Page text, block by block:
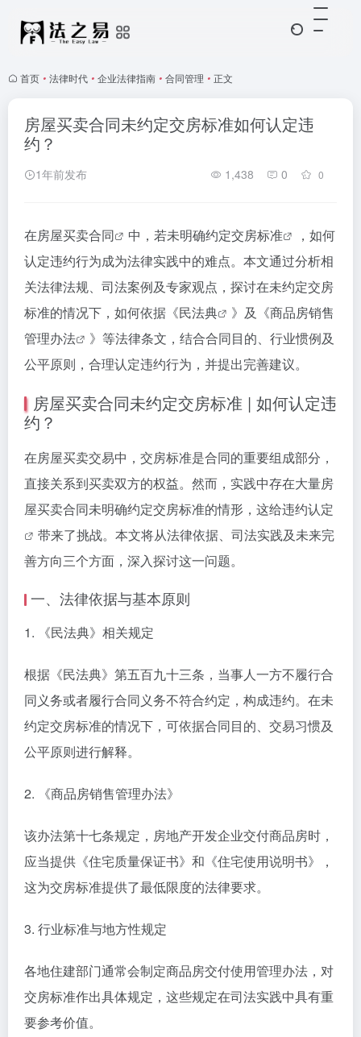
首页 • 法律时代 • 企业法律指南 • 合同管理 • 正文
房屋买卖合同未约定交房标准如何认定违
约？
1年前发布 1,438 0 0
在房屋买卖合同 中，若未明确约定交房标准
，如何
认定违约行为成为法律实践中的难点。本文通过分析相
关法律法规、司法案例及专家观点，探讨在未约定交房
标准的情况下，如何依据《民法典 》及《商品房销售
管理办法
》等法律条文，结合合同目的、行业惯例及
公平原则，合理认定违约行为，并提出完善建议。
房屋买卖合同未约定交房标准 | 如何认定违
约？
在房屋买卖交易中，交房标准是合同的重要组成部分，
直接关系到买卖双方的权益。然而，实践中存在大量房
屋买卖合同未明确约定交房标准的情形，这给违约认定
带来了挑战。本文将从法律依据、司法实践及未来完
善方向三个方面，深入探讨这一问题。
一、法律依据与基本原则
1. 《民法典》相关规定
根据《民法典》第五百九十三条，当事人一方不履行合
同义务或者履行合同义务不符合约定，构成违约。在未
约定交房标准的情况下，可依据合同目的、交易习惯及
公平原则进行解释。
2. 《商品房销售管理办法》
该办法第十七条规定，房地产开发企业交付商品房时，
应当提供《住宅质量保证书》和《住宅使用说明书》，
这为交房标准提供了最低限度的法律要求。
3. 行业标准与地方性规定
各地住建部门通常会制定商品房交付使用管理办法，对
交房标准作出具体规定，这些规定在司法实践中具有重
要参考价值。